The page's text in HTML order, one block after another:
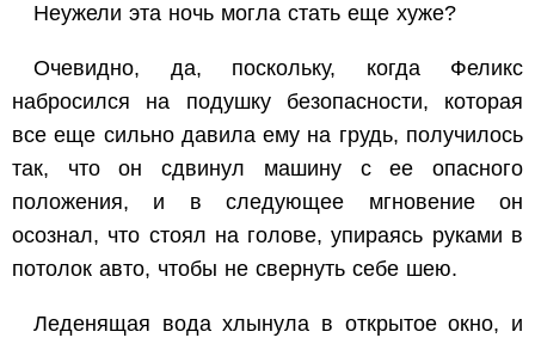
Неужели эта ночь могла стать еще хуже?
Очевидно, да, поскольку, когда Феликс
набросился на подушку безопасности, которая
все еще сильно давила ему на грудь, получилось
так, что он сдвинул машину с ее опасного
положения, и в следующее мгновение он
осознал, что стоял на голове, упираясь руками в
потолок авто, чтобы не свернуть себе шею.
Леденящая вода хлынула в открытое окно, и